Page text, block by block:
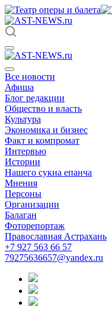
Все новости
Афиша
Блог редакции
Общество и власть
Культура
Экономика и бизнес
Факт и компромат
Интервью
Истории
Нашего сукна епанча
Мнения
Персоны
Организации
Балаган
Фоторепортаж
Православная Астрахань
+7 927 563 66 57
79275636657@yandex.ru